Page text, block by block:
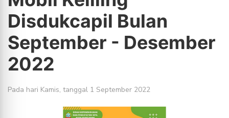
Disdukcapil Bulan
September - Desember
2022
Pada hari Kamis, tanggal 1 September 2022